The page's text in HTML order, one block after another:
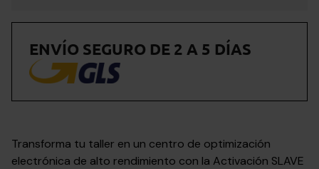
ENVÍO SEGURO DE 2 A 5 DÍAS
Transforma tu taller en un centro de optimización
electrónica de alto rendimiento con la Activación SLAVE